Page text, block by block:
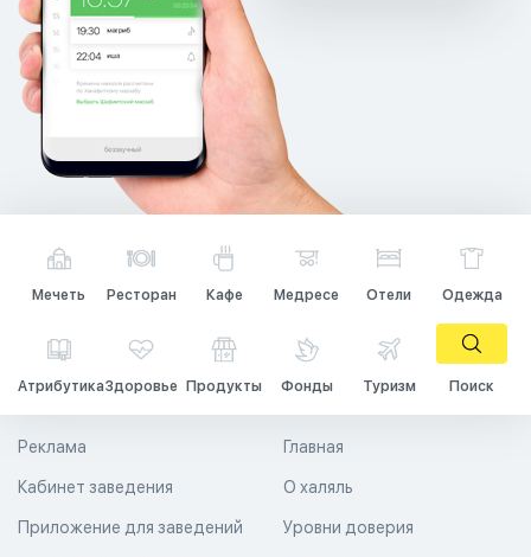
Мечеть Ресторан Кафе Медресе Отели Одежда
АтрибутикаЗдоровье Продукты Фонды Туризм Поиск
Главная
О халяль
Уровни доверия
Реклама
Кабинет заведения
Приложение для заведений